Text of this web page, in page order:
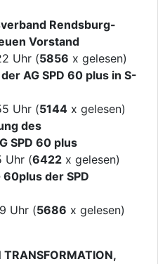
Rendsburg-
Vorstand
Uhr (5856 x gelesen)
AG SPD 60 plus in S-
Uhr (5144 x gelesen)
des
SPD 60 plus
Uhr (6422 x gelesen)
der SPD
Uhr (5686 x gelesen)
TRANSFORMATION,